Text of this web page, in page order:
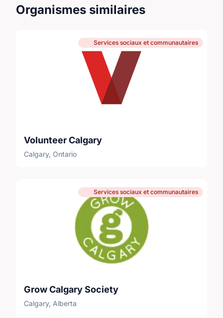
Organismes similaires
Services sociaux et communautaires
Volunteer Calgary
Calgary, Ontario
Services sociaux et communautaires
Grow Calgary Society
Calgary, Alberta